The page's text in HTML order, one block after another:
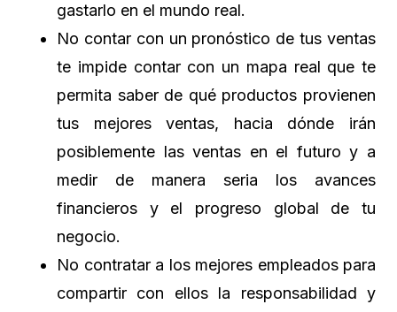
gastarlo en el mundo real.
No contar con un pronóstico de tus ventas
te impide contar con un mapa real que te
permita saber de qué productos provienen
tus mejores ventas, hacia dónde irán
posiblemente las ventas en el futuro y a
medir de manera seria los avances
financieros y el progreso global de tu
negocio.
No contratar a los mejores empleados para
compartir con ellos la responsabilidad y